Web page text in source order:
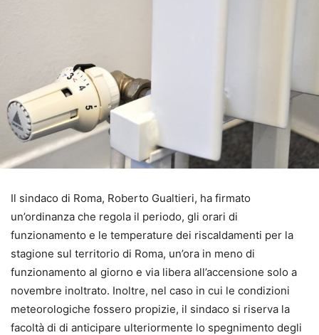
Il sindaco di Roma, Roberto Gualtieri, ha firmato
un’ordinanza che regola il periodo, gli orari di
funzionamento e le temperature dei riscaldamenti per la
stagione sul territorio di Roma, un’ora in meno di
funzionamento al giorno e via libera all’accensione solo a
novembre inoltrato. Inoltre, nel caso in cui le condizioni
meteorologiche fossero propizie, il sindaco si riserva la
facoltà di di anticipare ulteriormente lo spegnimento degli